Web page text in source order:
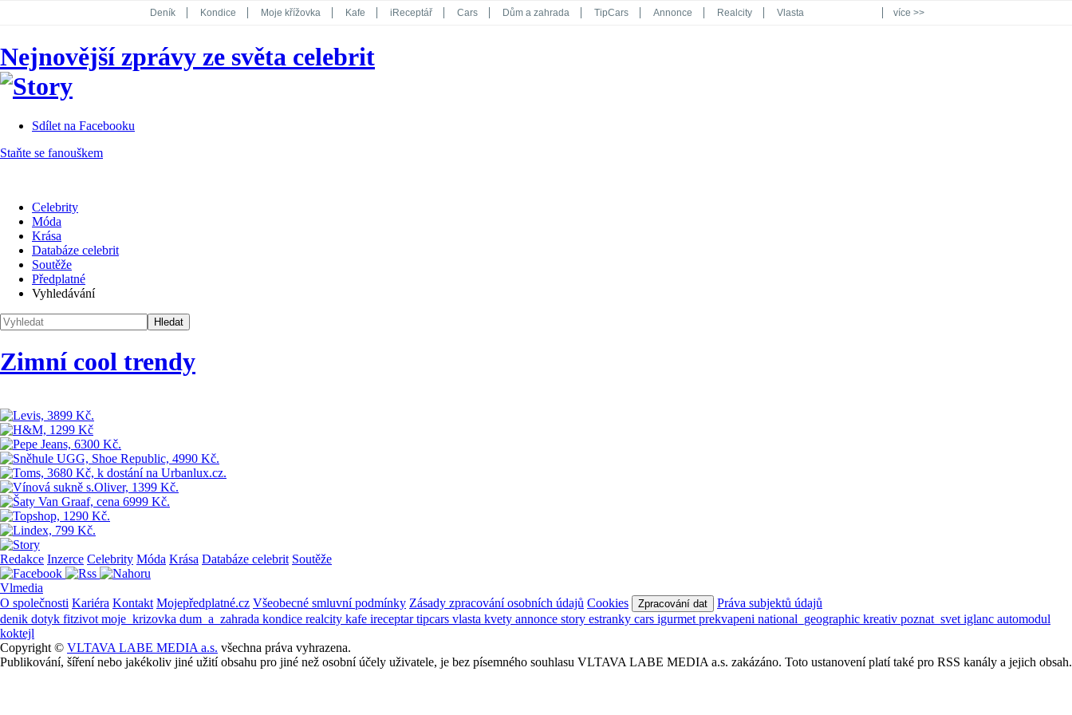
Deník Kondice Moje křížovka Kafe iReceptář Cars Dům a zahrada TipCars Annonce Realcity Vlasta
Koktejl
více >>
Nejnovější zprávy ze světa celebrit
Sdílet na Facebooku
Staňte se fanouškem
Celebrity
Móda
Krása
Databáze celebrit
Soutěže
Předplatné
Vyhledávání
Zimní cool trendy
Redakce Inzerce Celebrity Móda Krása Databáze celebrit Soutěže
Vlmedia
O společnosti Kariéra Kontakt Mojepředplatné.cz Všeobecné smluvní podmínky Zásady zpracování osobních údajů Cookies Zpracování dat
Práva subjektů údajů
denik dotyk fitzivot moje_krizovka dum_a_zahrada kondice realcity kafe ireceptartipcars vlasta kvety annonce story estranky cars igurmet prekvapeni national_geographic kreativ poznat_svet iglanc automodul
koktejl
Copyright © VLTAVA LABE MEDIA a.s. všechna práva vyhrazena.
Publikování, šíření nebo jakékoliv jiné užití obsahu pro jiné než osobní účely uživatele, je bez písemného souhlasu VLTAVA LABE MEDIA a.s. zakázáno. Toto ustanovení platí také pro RSS kanály a jejich obsah.